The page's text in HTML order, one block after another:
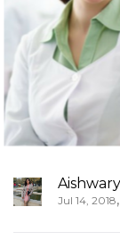
ज्यादा
Jul 14, 2018,